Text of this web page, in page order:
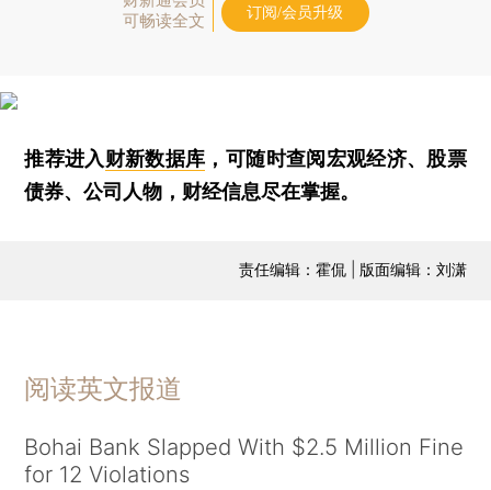
可畅读全文
订阅/会员升级
推荐进入财新数据库 ，可随时查阅宏观经济、股票
债券、公司人物，财经信息尽在掌握。
责任编辑：霍侃 | 版面编辑：刘潇
阅读英文报道
Bohai Bank Slapped With $2.5 Million Fine
for 12 Violations